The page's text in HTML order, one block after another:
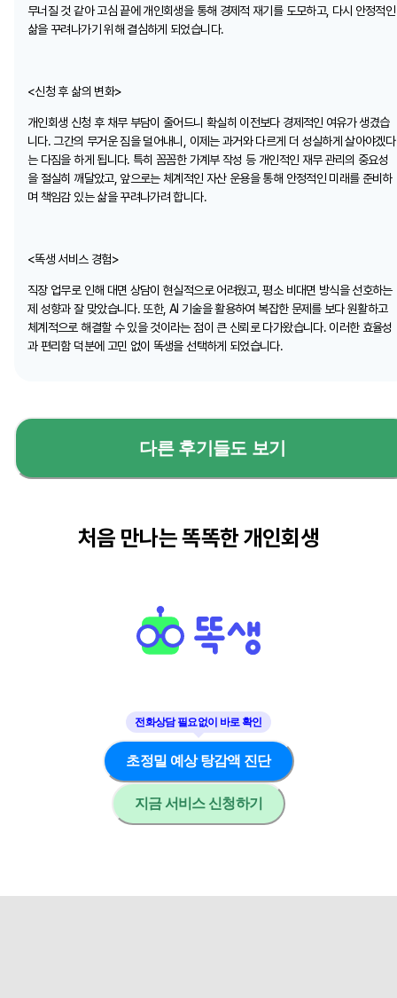
무너질 것 같아 고심 끝에 개인회생을 통해 경제적 재기를 도모하고, 다시 안정적인
삶을 꾸려나가기 위해 결심하게 되었습니다.
<신청 후 삶의 변화>
개인회생 신청 후 채무 부담이 줄어드니 확실히 이전보다 경제적인 여유가 생겼습
니다. 그간의 무거운 짐을 덜어내니, 이제는 과거와 다르게 더 성실하게 살아야겠다
는 다짐을 하게 됩니다. 특히 꼼꼼한 가계부 작성 등 개인적인 재무 관리의 중요성
을 절실히 깨달았고, 앞으로는 체계적인 자산 운용을 통해 안정적인 미래를 준비하
며 책임감 있는 삶을 꾸려나가려 합니다.
<똑생 서비스 경험>
직장 업무로 인해 대면 상담이 현실적으로 어려웠고, 평소 비대면 방식을 선호하는
제 성향과 잘 맞았습니다. 또한, AI 기술을 활용하여 복잡한 문제를 보다 원활하고
체계적으로 해결할 수 있을 것이라는 점이 큰 신뢰로 다가왔습니다. 이러한 효율성
과 편리함 덕분에 고민 없이 똑생을 선택하게 되었습니다.
다른 후기들도 보기
처음 만나는 똑똑한 개인회생
초정밀 예상 탕감액 진단
지금 서비스 신청하기